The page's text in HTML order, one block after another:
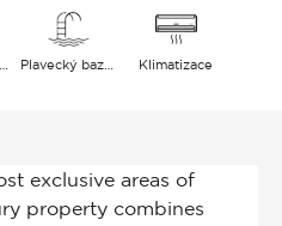
Klimatizace